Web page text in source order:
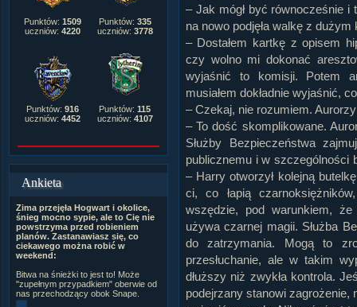
Punktów: 1509
uczniów: 4220
Punktów: 335
uczniów: 3778
Punktów: 916
uczniów: 4452
Punktów: 115
uczniów: 4107
Ankieta
Zima przejęła Hogwart i okolice,
śnieg mocno sypie, ale to Cię nie
powstrzyma przed robieniem
planów. Zastanawiasz się, co
ciekawego można robić w
weekend:
Bitwa na śnieżki to jest to! Może
"zupełnym przypadkiem" oberwie od
nas przechodzący obok Snape.
– Jak mógł być równocześnie i
na nowo podjęła walkę z dużym
– Dostałem kartkę z opisem
czy wolno mi dokonać
wyjaśnić to komisji. Potem
musiałem dokładnie wyjaśnić,
– Czekaj, nie rozumiem.
– To dość skomplikowane.
Służby Bezpieczeństwa
publicznemu i w szczególności
– Harry otworzył kolejną
ci, co łapią
wszędzie, pod warunkiem,
używa czarnej magii. Służba
do zatrzymania. Mogą to
przesłuchanie, ale w takim
dłuższy niż zwykła kontrola.
podejrzany stanowi zagrożenie,